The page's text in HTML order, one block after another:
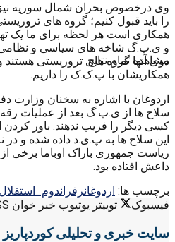
مشاهده تمام نتایج
وی درخصوص بحران شمال سوریه نیز
را باید قبول کنیم؛ گروه های
همکاری است هر لحظه برای ما یک
و ی.پ.گ شاخه های سیاسی و
دوی آنها گروه های تروریستی هستند
همکاریشان با پ.ک.ک را داریم.
اردوغان با اشاره به سخنان وزارت
سلاح ها از ی.پ.گ بعد از عملیات
کسی دیگر را فریب ندهند. باور
این سلاح ها به پ.ی.د داده شده و در
ریاست جمهوری باراک اوباما برخی
داعش افتاده بود.
برچسب ها: اردوغان
فیسبوک
توییتر یوتیوب خبر خوان RSS
سایت خبری و تحلیلی کوردپاریز